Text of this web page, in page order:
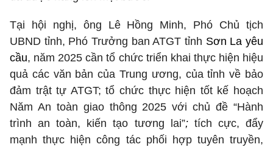
Tại hội nghị, ông Lê Hồng Minh, Phó Chủ tịch
UBND tỉnh, Phó Trưởng ban ATGT tỉnh Sơn La yêu
cầu, năm 2025 cần tổ chức triển khai thực hiện hiệu
quả các văn bản của Trung ương, của tỉnh về bảo
đảm trật tự ATGT; tổ chức thực hiện tốt kế hoạch
Năm An toàn giao thông 2025 với chủ đề “Hành
trình an toàn, kiến tạo tương lai”; tích cực, đẩy
mạnh thực hiện công tác phối hợp tuyên truyền,